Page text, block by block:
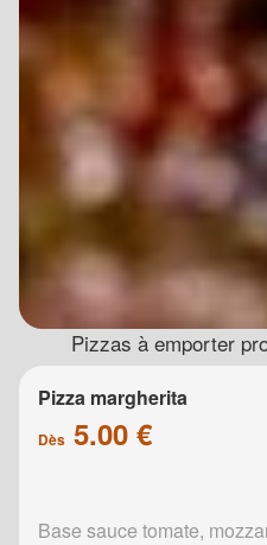
Pizzas à emporter
Pizza margherita
Dès 5.00 €
Base sauce tomate,